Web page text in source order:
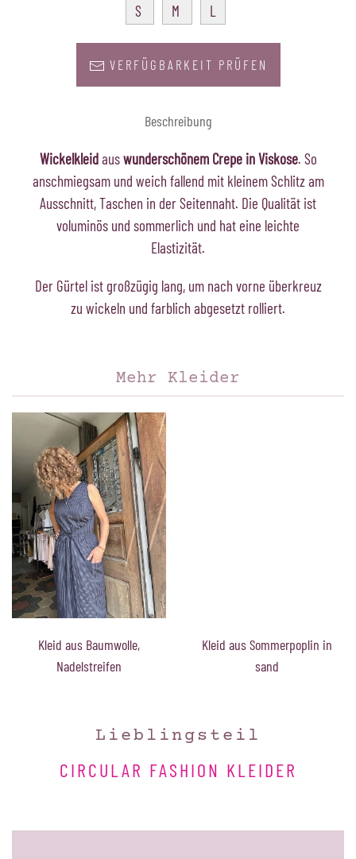
S M L
VERFÜGBARKEIT PRÜFEN
Beschreibung
Wickelkleidauswunderschönem Crepe in Viskose. So
anschmiegsam und weich fallend mit kleinem Schlitz am
Ausschnitt, Taschen in der Seitennaht. Die Qualität ist
voluminös und sommerlich und hat eine leichte
Elastizität.
Der Gürtel ist großzügig lang, um nach vorne überkreuz
zu wickeln und farblich abgesetzt rolliert.
Mehr Kleider
Kleid aus Baumwolle,
Nadelstreifen
Kleid aus Sommerpoplin in
sand
Lieblingsteil
CIRCULAR FASHION KLEIDER